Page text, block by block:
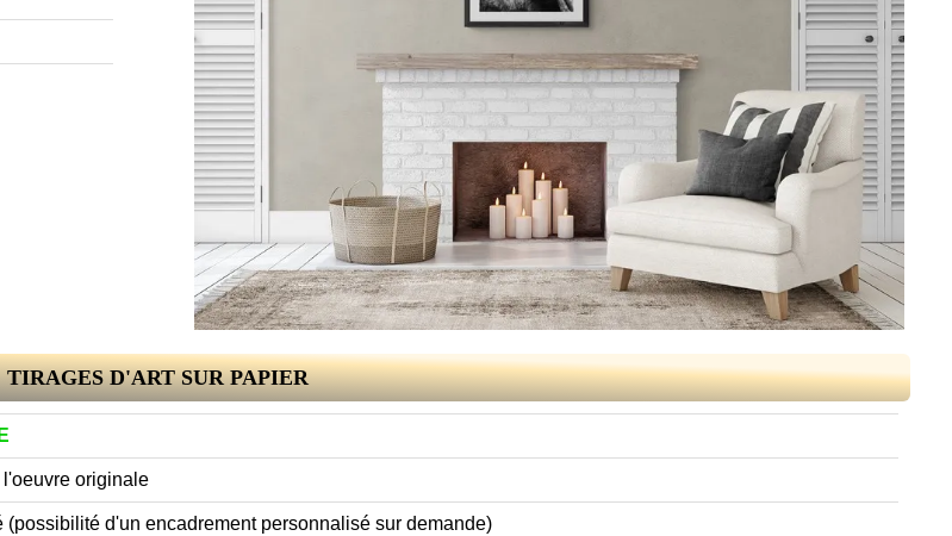
TIRAGES D'ART SUR PAPIER
originale
(possibilité d'un encadrement personnalisé sur demande)